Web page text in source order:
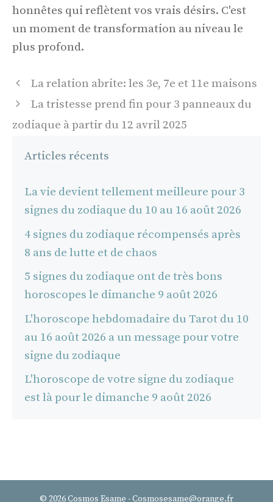
honnêtes qui reflètent vos vrais désirs. C'est
un moment de transformation au niveau le
plus profond.
Navigation
des
La relation abrite: les 3e, 7e et 11e maisons
La tristesse prend fin pour 3 panneaux du
zodiaque à partir du 12 avril 2025
Articles récents
La vie devient tellement meilleure pour 3
signes du zodiaque du 10 au 16 août 2026
4 signes du zodiaque récompensés après
8 ans de lutte et de chaos
5 signes du zodiaque ont de très bons
horoscopes le dimanche 9 août 2026
L'horoscope hebdomadaire du Tarot du 10
au 16 août 2026 a un message pour votre
signe du zodiaque
L'horoscope de votre signe du zodiaque
est là pour le dimanche 9 août 2026
© 2026 Cosmos Esame - Cosmosesame@orange.fr